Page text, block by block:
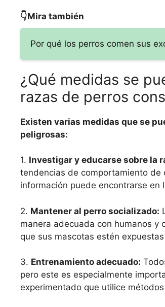
👇Mira también
Por qué los perros comen sus
¿Qué medidas se
razas de perros
Existen varias medidas que se
peligrosas:
1. Investigar y educarse sobre la
tendencias de comportamiento de
información puede encontrarse
2. Mantener al perro socializado:
manera adecuada con humanos y
que sus mascotas estén
3. Entrenamiento adecuado:
pero este es especialmente
experimentado que utilice